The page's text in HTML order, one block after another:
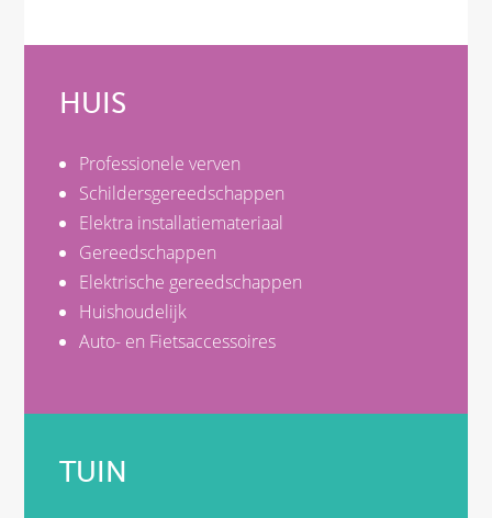
HUIS
Professionele verven
Schildersgereedschappen
Elektra installatiemateriaal
Gereedschappen
Elektrische gereedschappen
Huishoudelijk
Auto- en Fietsaccessoires
TUIN